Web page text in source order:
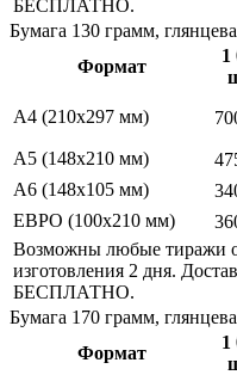
БЕСПЛАТНО.
Бумага 130 грамм,
Формат
1
А4 (210х297 мм)
А5 (148х210 мм)
А6 (148х105 мм)
ЕВРО (100х210 мм)
Возможны любые тиражи
изготовления 2 дня.
БЕСПЛАТНО.
Бумага 170 грамм,
Формат
1